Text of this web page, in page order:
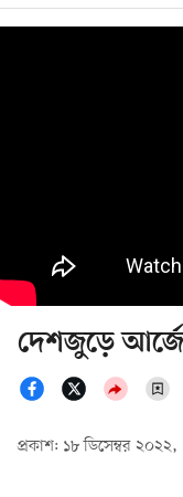
দেশজুড়ে
প্রকাশ: ১৮ ডিসেম্বর